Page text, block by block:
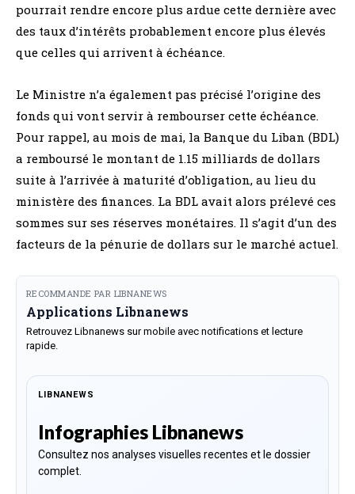
pourrait rendre encore plus ardue cette dernière avec
des taux d’intérêts probablement encore plus élevés
que celles qui arrivent à échéance.
Le Ministre n’a également pas précisé l’origine des
fonds qui vont servir à rembourser cette échéance.
Pour rappel, au mois de mai, la Banque du Liban (BDL)
a remboursé le montant de 1.15 milliards de dollars
suite à l’arrivée à maturité d’obligation, au lieu du
ministère des finances. La BDL avait alors prélevé ces
sommes sur ses réserves monétaires. Il s’agit d’un des
facteurs de la pénurie de dollars sur le marché actuel.
RECOMMANDE PAR LIBNANEWS
Applications Libnanews
Retrouvez Libnanews sur mobile avec notifications et lecture
rapide.
LIBNANEWS
Infographies Libnanews
Consultez nos analyses visuelles recentes et le dossier
complet.